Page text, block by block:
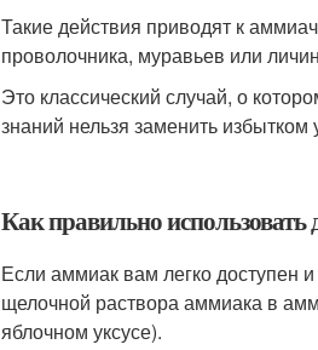
Такие действия приводят к
проволочника, муравьев или
Это классический случай, о
знаний нельзя заменить избытком
Как правильно
Если аммиак вам легко доступен
щелочной раствора аммиака в
яблочном уксусе).